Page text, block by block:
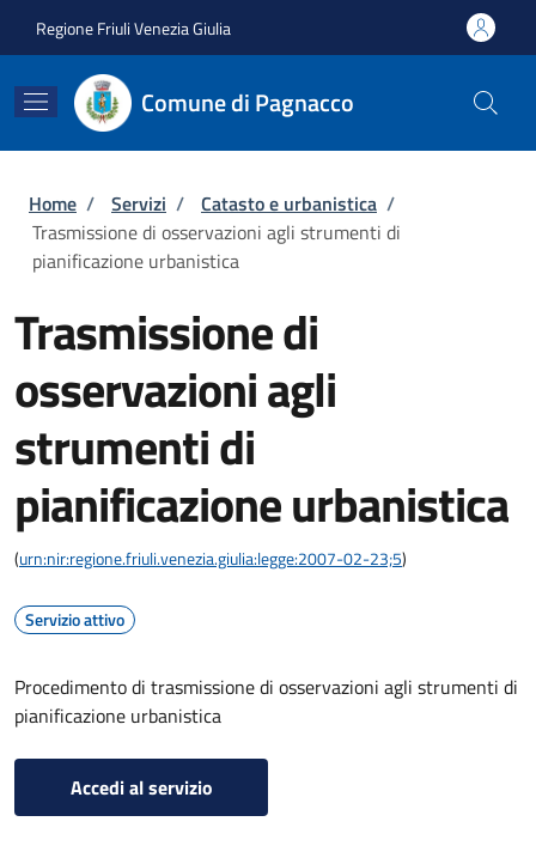
Regione Friuli Venezia Giulia
Comune di Pagnacco
Briciole di pane
Home / Servizi / Catasto e urbanistica /
Trasmissione di osservazioni agli strumenti di
pianificazione urbanistica
Trasmissione di
osservazioni agli
strumenti di
pianificazione urbanistica
(urn:nir:regione.friuli.venezia.giulia:legge:2007-02-23;5)
Servizio attivo
Procedimento di trasmissione di osservazioni agli strumenti di
pianificazione urbanistica
Accedi al servizio